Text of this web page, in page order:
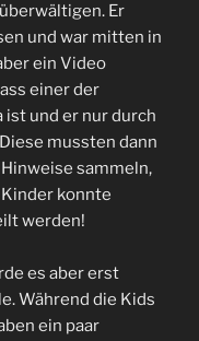
Er
und war mitten in
ein Video
einer der
ist und er nur durch
mussten dann
sammeln,
konnte
werden!
es aber erst
Während die Kids
ein paar